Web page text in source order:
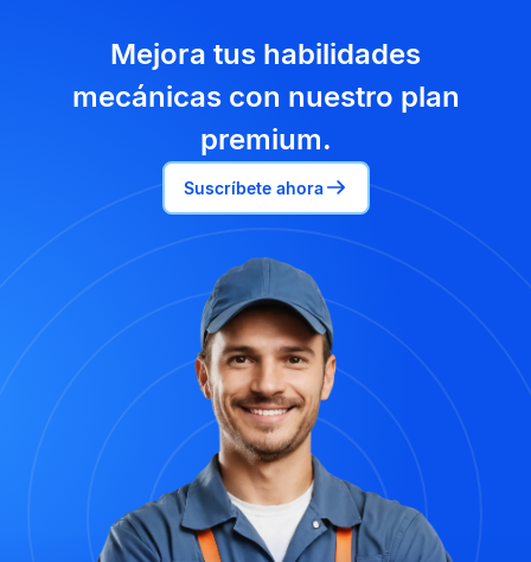
Mejora tus habilidades
mecánicas con nuestro plan
premium.
Suscríbete ahora